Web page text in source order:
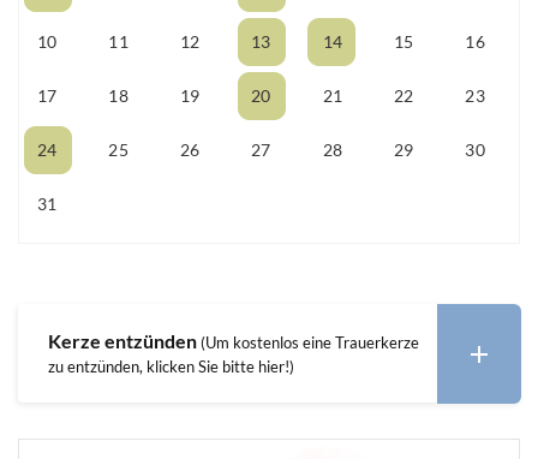
10 11 12 13 14 15 16
17 18 19 20 21 22 23
24 25 26 27 28 29 30
31
Kerze entzünden (Um kostenlos eine Trauerkerze
zu entzünden, klicken Sie bitte hier!)